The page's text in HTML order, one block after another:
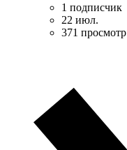
1 подписчик
22 июл.
371 просмотр